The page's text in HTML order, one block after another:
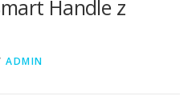
Handle z
ADMIN